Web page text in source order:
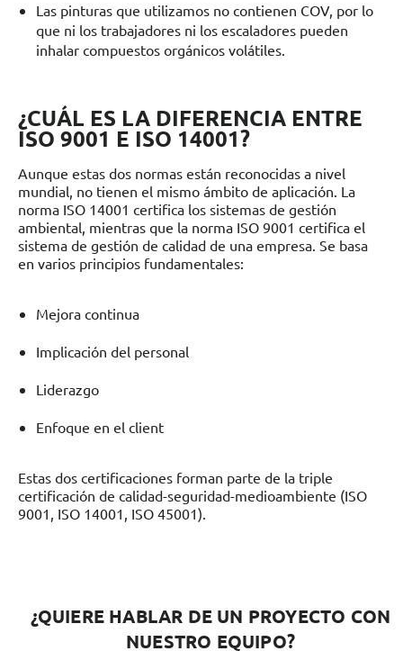
Las pinturas que utilizamos no contienen COV, por lo
que ni los trabajadores ni los escaladores pueden
inhalar compuestos orgánicos volátiles.
¿CUÁL ES LA DIFERENCIA ENTRE
ISO 9001 E ISO 14001?
Aunque estas dos normas están reconocidas a nivel
mundial, no tienen el mismo ámbito de aplicación. La
norma ISO 14001 certifica los sistemas de gestión
ambiental, mientras que la norma ISO 9001 certifica el
sistema de gestión de calidad de una empresa. Se basa
en varios principios fundamentales:
Mejora continua
Implicación del personal
Liderazgo
Enfoque en el client
Estas dos certificaciones forman parte de la triple
certificación de calidad-seguridad-medioambiente (ISO
9001, ISO 14001, ISO 45001).
¿QUIERE HABLAR DE UN PROYECTO CON
NUESTRO EQUIPO?